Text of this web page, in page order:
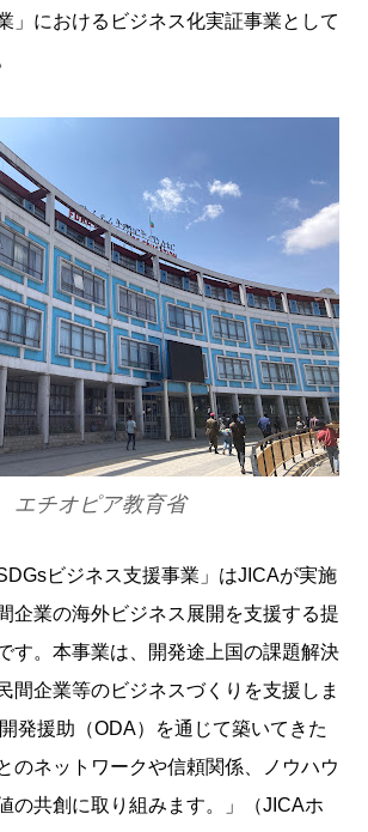
」におけるビジネス化実証事業として
エチオピア教育省
ビジネス支援事業」はJICAが実施
企業の海外ビジネス展開を支援する提
す。本事業は、開発途上国の課題解決
間企業等のビジネスづくりを支援しま
発援助（ODA）を通じて築いてきた
のネットワークや信頼関係、ノウハウ
の共創に取り組みます。」（JICAホ